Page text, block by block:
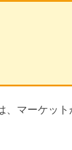
マーケッ